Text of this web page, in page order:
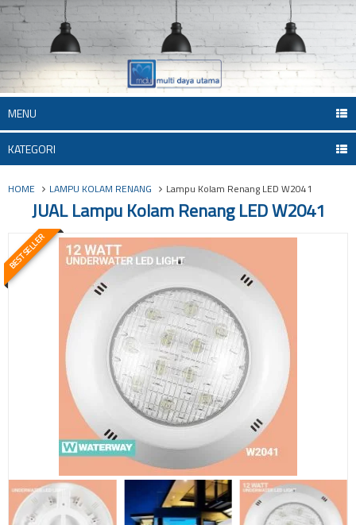
MENU
KATEGORI
HOME LAMPU KOLAM RENANG Lampu Kolam Renang LED W2041
JUAL Lampu Kolam Renang LED W2041
BEST SELLER